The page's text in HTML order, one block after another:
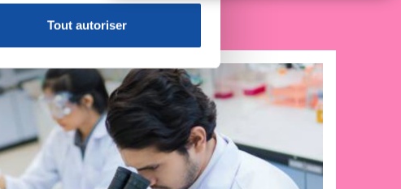
avec d'autres informations que
Tout autoriser